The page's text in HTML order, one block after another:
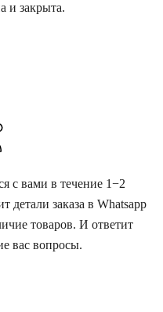
и закрыта.
с вами в течение 1−2
детали заказа в Whatsapp
товаров. И ответит
вас вопросы.